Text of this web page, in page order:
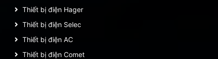
Thiết bị điện Hager
Thiết bị điện Selec
Thiết bị điện AC
Thiết bị điện Comet